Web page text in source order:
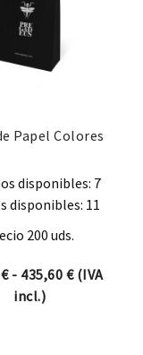
desde 12,10 € hasta
Papel Colores
disponibles: 7
disponibles: 11
200 uds.
€ - 435,60 €Rango de
(IVA
incl.)